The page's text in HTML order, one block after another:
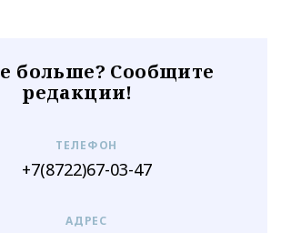
больше? Сообщите
редакции!
ТЕЛЕФОН
+7(8722)67-03-47
АДРЕС